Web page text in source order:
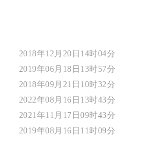
2018年12月20日14时04分
2019年06月18日13时57分
2018年09月21日10时32分
2022年08月16日13时43分
2021年11月17日09时43分
2019年08月16日11时09分